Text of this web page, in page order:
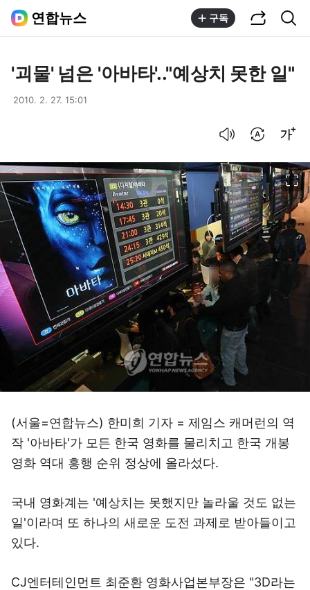
연합뉴스 구독
'괴물' 넘은 '아바타'.."예상치 못한 일"
2010. 2. 27. 15:01
(서울=연합뉴스) 한미희 기자 = 제임스 캐머런의 역
작 '아바타'가 모든 한국 영화를 물리치고 한국 개봉
영화 역대 흥행 순위 정상에 올라섰다.
국내 영화계는 '예상치는 못했지만 놀라울 것도 없는
일'이라며 또 하나의 새로운 도전 과제로 받아들이고
있다.
CJ엔터테인먼트 최준환 영화사업본부장은 "3D라는